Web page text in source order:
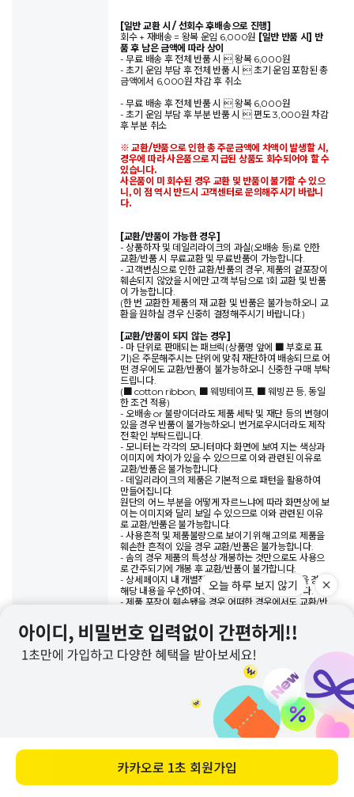
바로 구매하기
[일반 교환 시 / 선회수 후배송으로 진행]
회수 + 재배송 = 왕복 운임 6,000원 [일반 반품 시] 반
품 후 남은 금액에 따라 상이
- 무료 배송 후 전체 반품 시  왕복 6,000원
- 초기 운임 부담 후 전체 반품 시  초기 운임 포함된 총
금액에서 6,000원 차감 후 취소
- 무료 배송 후 전체 반품 시  왕복 6,000원
- 초기 운임 부담 후 부분 반품 시  편도 3,000원 차감
후 부분 취소
※ 교환/반품으로 인한 총 주문금액에 차액이 발생할 시,
경우에 따라 사은품으로 지급된 상품도 회수되어야 할 수
있습니다.
사은품이 미 회수된 경우 교환 및 반품이 불가할 수 있으
니, 이 점 역시 반드시 고객센터로 문의해주시기 바랍니
다.
[교환/반품이 가능한 경우]
- 상품하자 및 데일리라이크의 과실(오배송 등)로 인한
교환/반품 시 무료교환 및 무료반품이 가능합니다.
- 고객변심으로 인한 교환/반품의 경우, 제품의 겉포장이
훼손되지 않았을 시에만 고객 부담으로 1회 교환 및 반품
이 가능합니다.
(한 번 교환한 제품의 재 교환 및 반품은 불가능하오니 교
환을 원하실 경우 신중히 결정해주시기 바랍니다.)
[교환/반품이 되지 않는 경우]
- 마 단위로 판매되는 패브릭(상품명 앞에 ■ 부호로 표
기)은 주문해주시는 단위에 맞춰 재단하여 배송되므로 어
떤 경우에도 교환/반품이 불가능하오니 신중한 구매 부탁
드립니다.
(■ cotton ribbon, ■ 웨빙테이프, ■ 웨빙끈 등, 동일
한 조건 적용)
- 오배송 or 불량이더라도 제품 세탁 및 재단 등의 변형이
있을 경우 반품이 불가능하오니 번거로우시더라도 제작
전 확인 부탁드립니다.
- 모니터는 각각의 모니터마다 화면에 보여 지는 색상과
이미지에 차이가 있을 수 있으므로 이와 관련된 이유로
교환/반품은 불가능합니다.
- 데일리라이크의 제품은 기본적으로 패턴을 활용하여
만들어집니다.
원단의 어느 부분을 어떻게 자르느냐에 따라 화면상에 보
이는 이미지와 달리 보일 수 있으므로 이와 관련된 이유
로 교환/반품은 불가능합니다.
- 사용흔적 및 제품불량으로 보이기 위해 고의로 제품을
훼손한 흔적이 있을 경우 교환/반품은 불가능합니다.
- 솜의 경우 제품의 특성상 개봉하는 것만으로도 사용으
로 간주되기에 개봉 후 교환/반품이 불가합니다.
- 상세페이지 내 개별적으로 교환/반품 사항이 있을 경우
해당 내용을 우선하여 교환/반품 기준이 적용됩니다.
- 제품 포장이 훼손됐을 경우 어떠한 경우에서도 교환/반
- 반품이 접수되었더라도 반송된 물품 상태 확인 후 사용
흔적이나 훼손 여부에 따라 교환 및 환불이 불가할 수 있
습니다.
환불은 적립금/예치금 환불 및 결제취소가 가능합니다.
결제취소의 경우 고객님께서 결제해주신 수단으로만 환
불이 가능합니다. 카드결제건 취소 및 환불 시 현금환불
반품건 수령 및 물품 확인 후 환불 절차가 진행되며, 신용
카드 및 휴대폰 결제의 경우 결제일자에 맞추어 대금이
오늘 하루 보지 않기
카카오로 1초 회원가입